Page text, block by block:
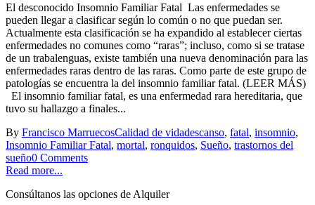
El desconocido Insomnio Familiar Fatal Las enfermedades se
pueden llegar a clasificar según lo común o no que puedan ser.
Actualmente esta clasificación se ha expandido al establecer ciertas
enfermedades no comunes como “raras”; incluso, como si se tratase
de un trabalenguas, existe también una nueva denominación para las
enfermedades raras dentro de las raras. Como parte de este grupo de
patologías se encuentra la del insomnio familiar fatal. (LEER MÁS)
El insomnio familiar fatal, es una enfermedad rara hereditaria, que
tuvo su hallazgo a finales...
By Francisco MarruecosCalidad de vidadescanso, fatal, insomnio,
Insomnio Familiar Fatal, mortal, ronquidos, Sueño, trastornos del
sueño0 Comments
Read more...
Consúltanos las opciones de Alquiler